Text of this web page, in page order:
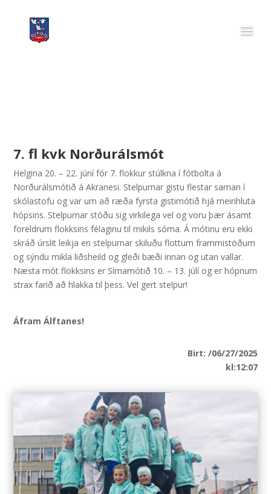
7. fl kvk Norðurálsmót
Helgina 20. – 22. júní fór 7. flokkur stúlkna í fótbolta á
Norðurálsmótið á Akranesi. Stelpurnar gistu flestar saman í
skólastofu og var um að ræða fyrsta gistimótið hjá meirihluta
hópsins. Stelpurnar stóðu sig virkilega vel og voru þær ásamt
foreldrum flokksins félaginu til mikils sóma. Á mótinu eru ekki
skráð úrslit leikja en stelpurnar skiluðu flottum frammistöðum
og sýndu mikla liðsheild og gleði bæði innan og utan vallar.
Næsta mót flokksins er Símamótið 10. – 13. júlí og er hópnum
strax farið að hlakka til þess. Vel gert stelpur!
Áfram Álftanes!
Birt: /06/27/2025
kl:12:07